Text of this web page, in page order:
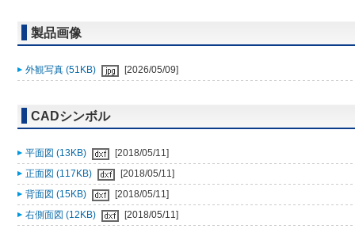
製品画像
外観写真 (51KB) [2026/05/09]
CADシンボル
平面図 (13KB)
[2018/05/11]
正面図 (117KB)
[2018/05/11]
背面図 (15KB)
[2018/05/11]
右側面図 (12KB)
[2018/05/11]